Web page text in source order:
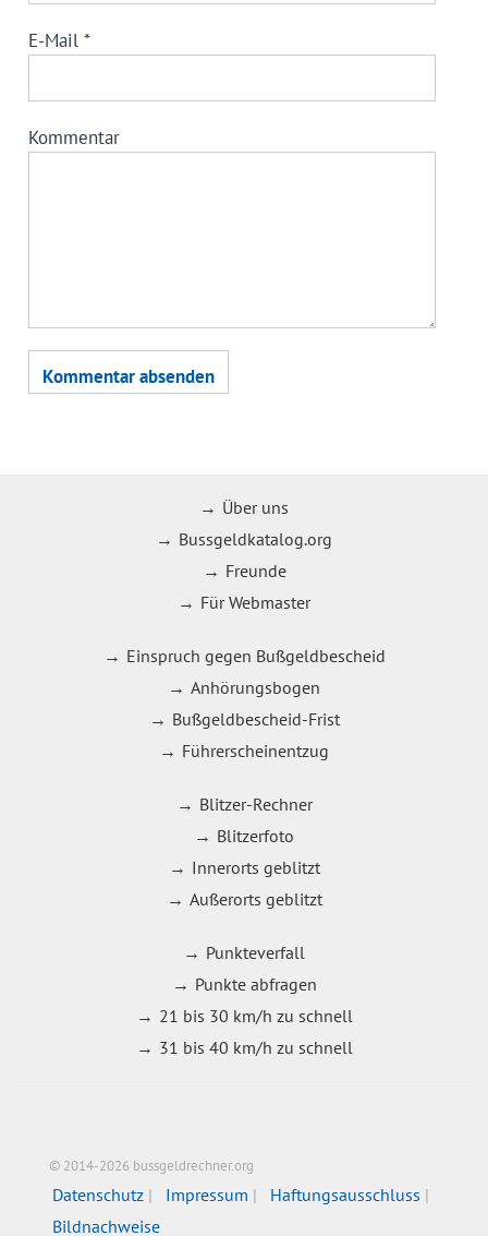
E-Mail *
Kommentar
Über uns
Bussgeldkatalog.org
Freunde
Für Webmaster
Einspruch gegen Bußgeldbescheid
Anhörungsbogen
Bußgeldbescheid-Frist
Führerscheinentzug
Blitzer-Rechner
Blitzerfoto
Innerorts geblitzt
Außerorts geblitzt
Punkteverfall
Punkte abfragen
21 bis 30 km/h zu schnell
31 bis 40 km/h zu schnell
© 2014-2026 bussgeldrechner.org
Datenschutz Impressum
Haftungsausschluss
Bildnachweise